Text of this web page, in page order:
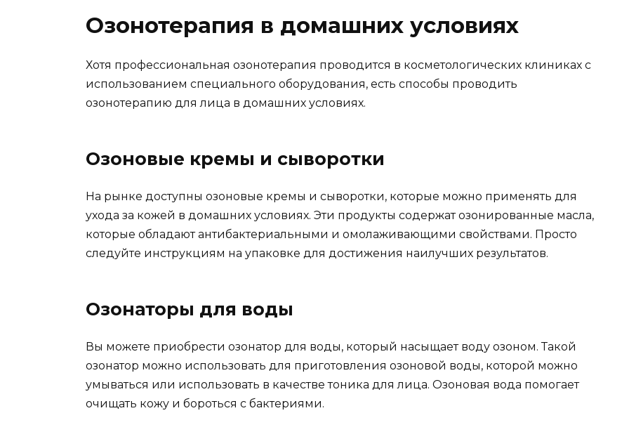
Озонотерапия в домашних условиях
Хотя профессиональная озонотерапия проводится в косметологических клиниках с
использованием специального оборудования, есть способы проводить
озонотерапию для лица в домашних условиях.
Озоновые кремы и сыворотки
На рынке доступны озоновые кремы и сыворотки, которые можно применять для
ухода за кожей в домашних условиях. Эти продукты содержат озонированные масла,
которые обладают антибактериальными и омолаживающими свойствами. Просто
следуйте инструкциям на упаковке для достижения наилучших результатов.
Озонаторы для воды
Вы можете приобрести озонатор для воды, который насыщает воду озоном. Такой
озонатор можно использовать для приготовления озоновой воды, которой можно
умываться или использовать в качестве тоника для лица. Озоновая вода помогает
очищать кожу и бороться с бактериями.